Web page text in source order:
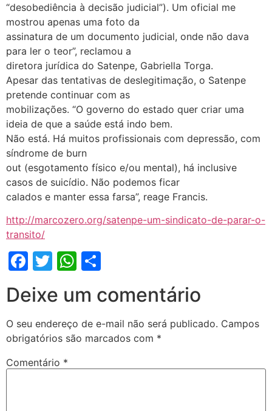
“desobediência à decisão judicial”). Um oficial me
mostrou apenas uma foto da
assinatura de um documento judicial, onde não dava
para ler o teor”, reclamou a
diretora jurídica do Satenpe, Gabriella Torga.
Apesar das tentativas de deslegitimação, o Satenpe
pretende continuar com as
mobilizações. “O governo do estado quer criar uma
ideia de que a saúde está indo bem.
Não está. Há muitos profissionais com depressão, com
síndrome de burn
out (esgotamento físico e/ou mental), há inclusive
casos de suicídio. Não podemos ficar
calados e manter essa farsa”, reage Francis.
http://marcozero.org/satenpe-um-sindicato-de-parar-o-
transito/
Facebook
TwitterWhatsApp
Deixe um comentário
O seu endereço de e-mail não será publicado. Campos
obrigatórios são marcados com *
Comentário *